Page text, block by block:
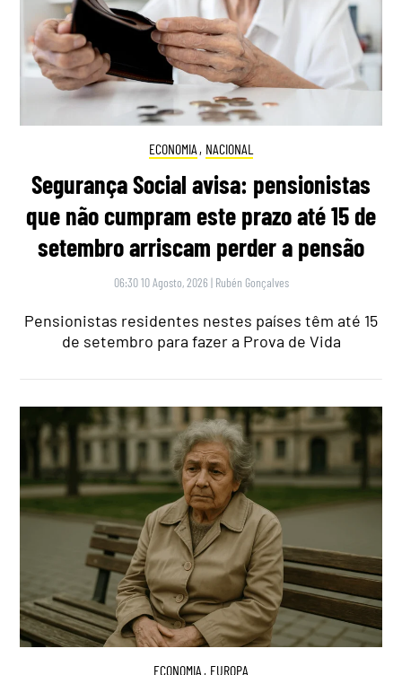
ECONOMIA , NACIONAL
Segurança Social avisa: pensionistas
que não cumpram este prazo até 15 de
setembro arriscam perder a pensão
06:30 10 Agosto, 2026 | Rubén Gonçalves
Pensionistas residentes nestes países têm até 15
de setembro para fazer a Prova de Vida
ECONOMIA , EUROPA